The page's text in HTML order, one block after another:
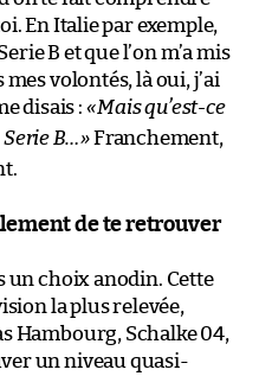
En Italie par exemple,
B et que l’on m’a mis
volontés, là oui, j’ai
disais : «Mais qu’est-ce
Serie B…»Franchement,
de te retrouver
un choix anodin. Cette
la plus relevée,
Hambourg, Schalke 04,
un niveau quasi-